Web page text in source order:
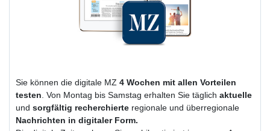
Sie können die digitale MZ 4 Wochen mit allen Vorteilen
testen. Von Montag bis Samstag erhalten Sie täglich aktuelle
und sorgfältig recherchierte regionale und überregionale
Nachrichten in digitaler Form.